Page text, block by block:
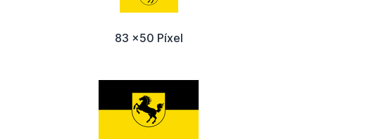
83 x50 Píxel